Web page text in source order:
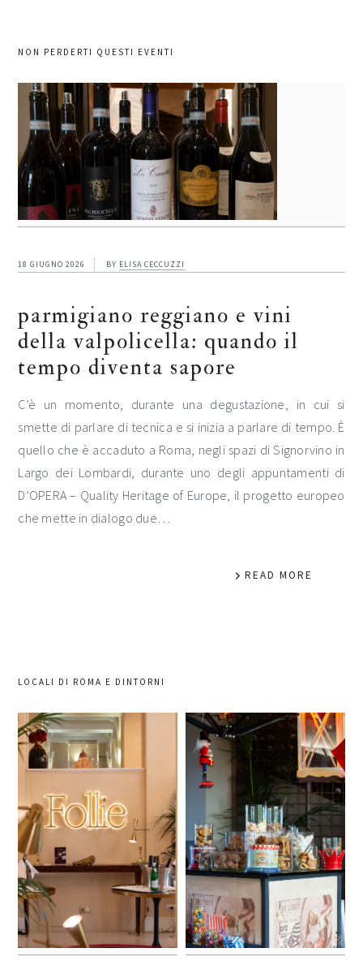
NON PERDERTI QUESTI EVENTI
18 GIUGNO 2026 BY ELISA CECCUZZI
parmigiano reggiano e vini
della valpolicella: quando il
tempo diventa sapore
C’è un momento, durante una degustazione, in cui si
smette di parlare di tecnica e si inizia a parlare di tempo. È
quello che è accaduto a Roma, negli spazi di Signorvino in
Largo dei Lombardi, durante uno degli appuntamenti di
D’OPERA – Quality Heritage of Europe, il progetto europeo
che mette in dialogo due…
READ MORE
LOCALI DI ROMA E DINTORNI